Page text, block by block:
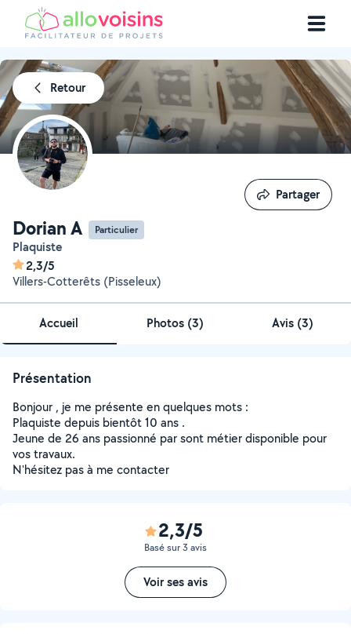
Retour
Dorian A Particulier
Plaquiste
2,3/5
Villers-Cotterêts (Pisseleux)
Partager
Partager
Accueil Photos (3) Avis (3)
Présentation
Bonjour , je me présente en quelques mots :
Plaquiste depuis bientôt 10 ans .
Jeune de 26 ans passionné par sont métier disponible pour
vos travaux.
N'hésitez pas à me contacter
2,3/5
Basé sur 3 avis
Voir ses avis